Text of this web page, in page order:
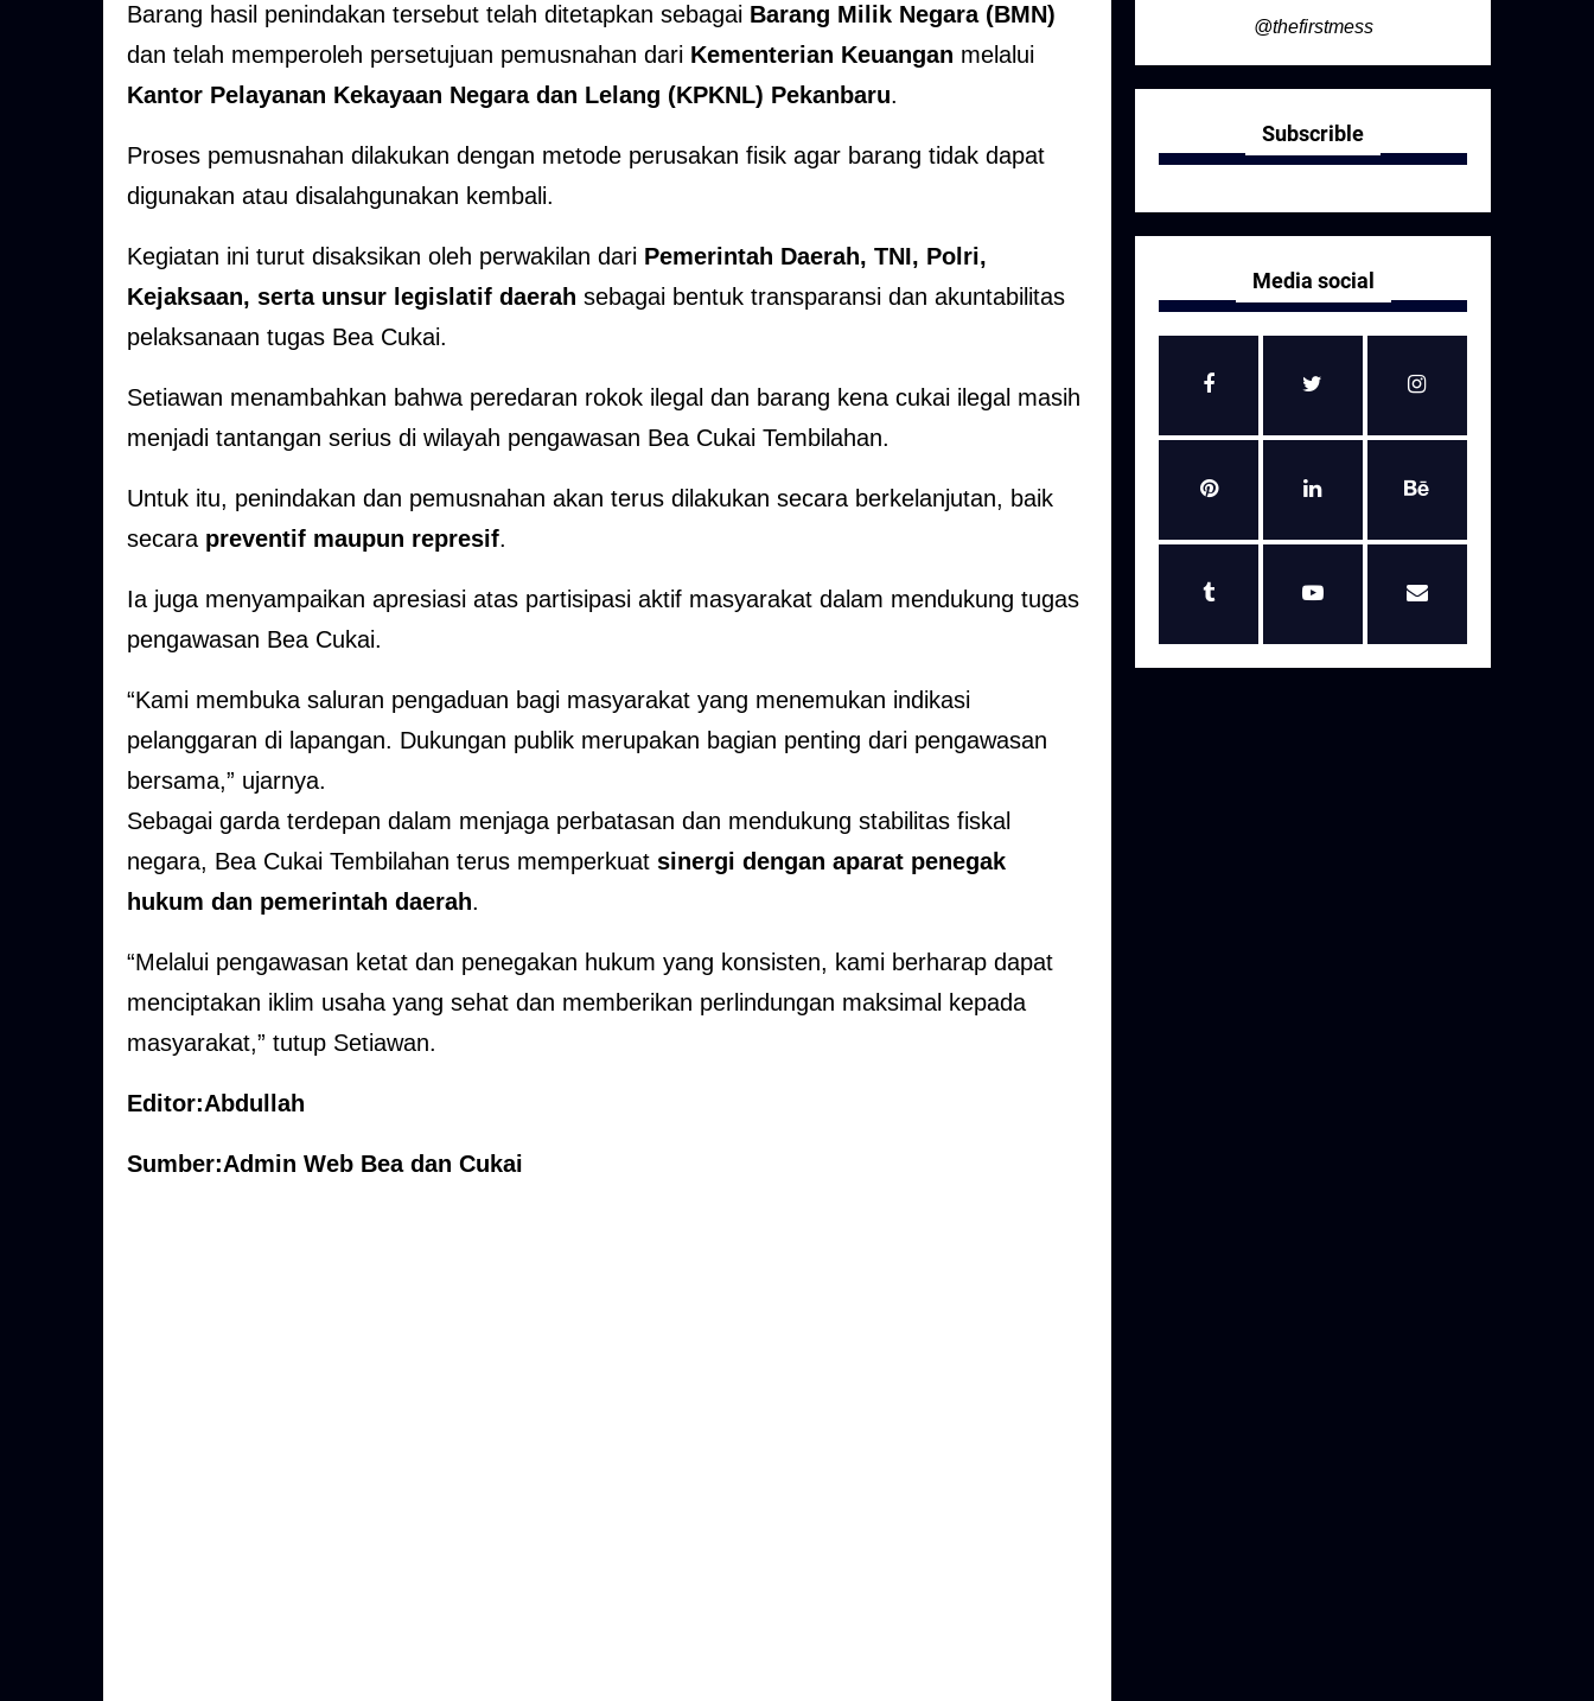
Barang hasil penindakan tersebut telah ditetapkan sebagai Barang Milik Negara (BMN)
dan telah memperoleh persetujuan pemusnahan dari Kementerian Keuangan melalui
Kantor Pelayanan Kekayaan Negara dan Lelang (KPKNL) Pekanbaru.
Proses pemusnahan dilakukan dengan metode perusakan fisik agar barang tidak dapat
digunakan atau disalahgunakan kembali.
Kegiatan ini turut disaksikan oleh perwakilan dari Pemerintah Daerah, TNI, Polri,
Kejaksaan, serta unsur legislatif daerah sebagai bentuk transparansi dan akuntabilitas
pelaksanaan tugas Bea Cukai.
Setiawan menambahkan bahwa peredaran rokok ilegal dan barang kena cukai ilegal masih
menjadi tantangan serius di wilayah pengawasan Bea Cukai Tembilahan.
Untuk itu, penindakan dan pemusnahan akan terus dilakukan secara berkelanjutan, baik
secara preventif maupun represif.
Ia juga menyampaikan apresiasi atas partisipasi aktif masyarakat dalam mendukung tugas
pengawasan Bea Cukai.
“Kami membuka saluran pengaduan bagi masyarakat yang menemukan indikasi
pelanggaran di lapangan. Dukungan publik merupakan bagian penting dari pengawasan
bersama,” ujarnya.
Sebagai garda terdepan dalam menjaga perbatasan dan mendukung stabilitas fiskal
negara, Bea Cukai Tembilahan terus memperkuat sinergi dengan aparat penegak
hukum dan pemerintah daerah.
“Melalui pengawasan ketat dan penegakan hukum yang konsisten, kami berharap dapat
menciptakan iklim usaha yang sehat dan memberikan perlindungan maksimal kepada
masyarakat,” tutup Setiawan.
Editor:Abdullah
Sumber:Admin Web Bea dan Cukai
@thefirstmess
Subscrible
Media social